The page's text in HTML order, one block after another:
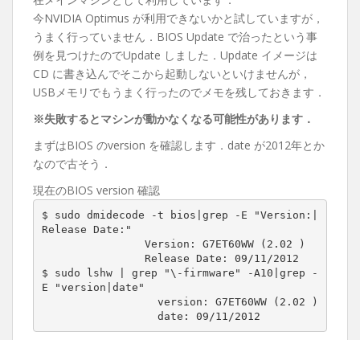
今NVIDIA Optimus が利用できないかと試していますが，
うまく行っていません．BIOS Update で治ったという事
例を見つけたのでUpdate しました．Update イメージは
CD に書き込んでそこから起動しないといけませんが，
USBメモリでもうまく行ったのでメモを残しておきます．
※失敗するとマシンが動かなくなる可能性があります．
まずはBIOS のversion を確認します．date が2012年とか
なので古そう．
現在のBIOS version 確認
$ sudo dmidecode -t bios|grep -E "Version:|
Release Date:"
$ sudo lshw | grep "\-firmware" -A10|grep -
E "version|date"
		  date: 09/11/2012